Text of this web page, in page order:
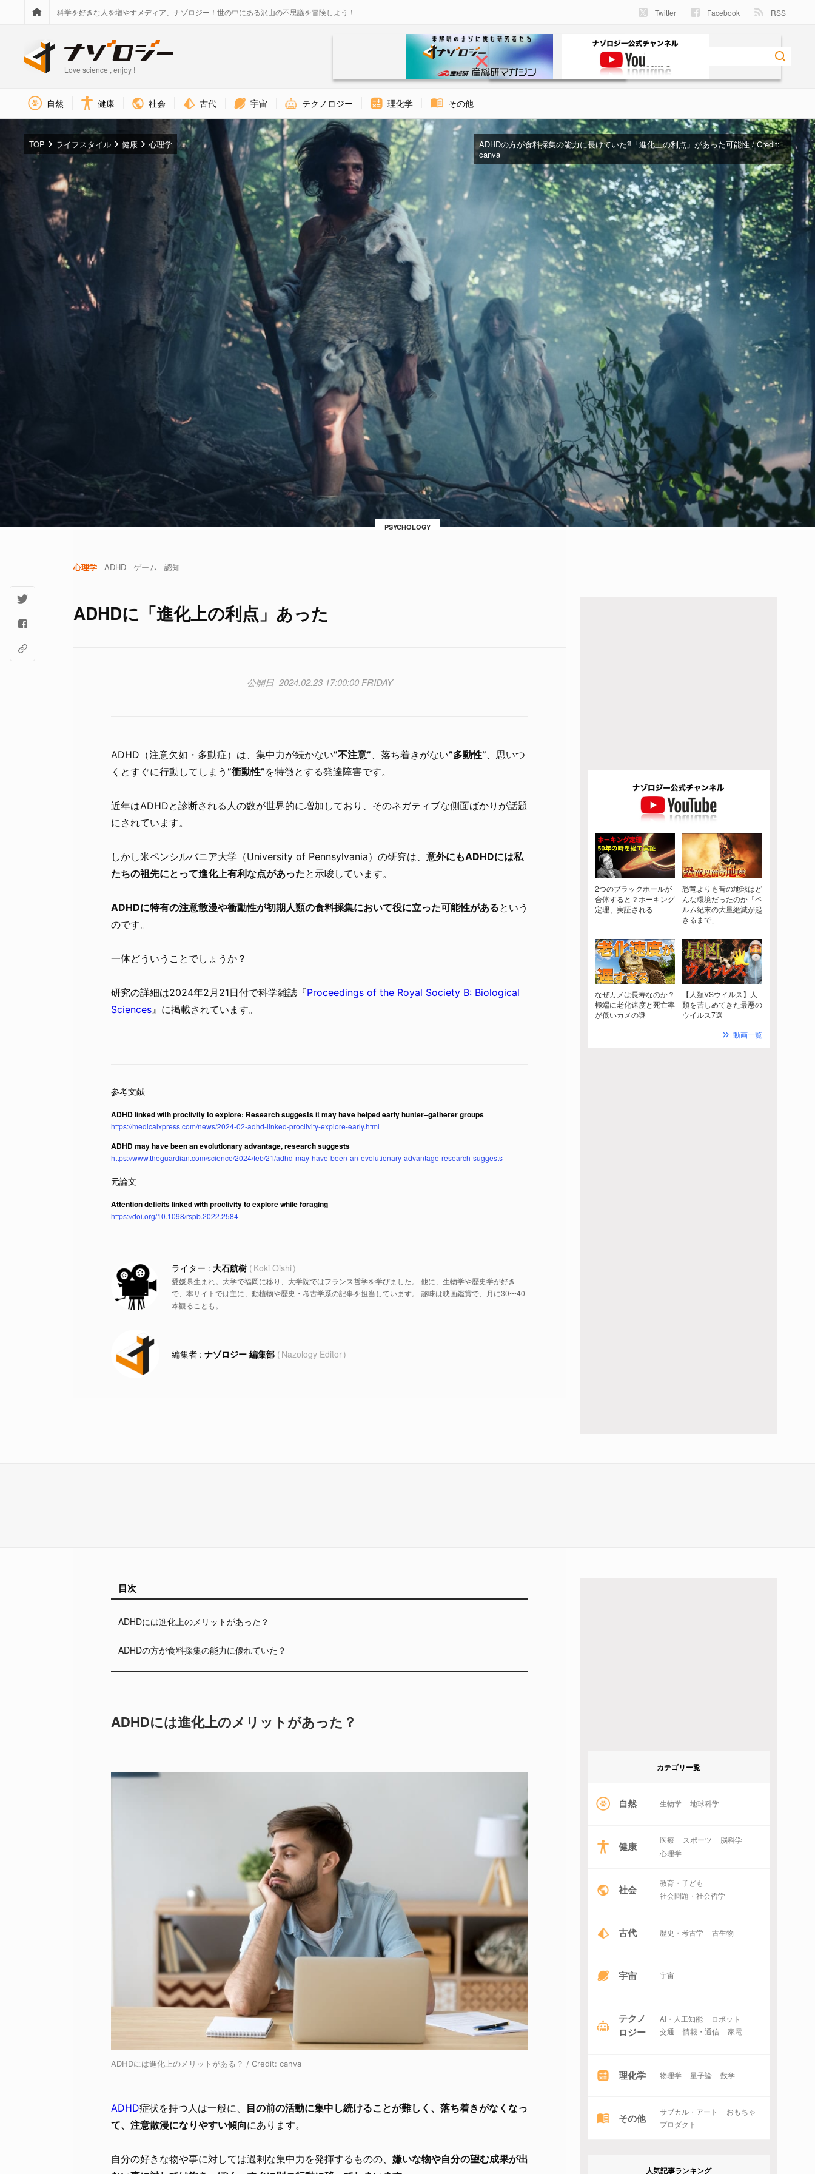
科学を好きな人を増やすメディア、ナゾロジー！世の中にある沢山の不思議を冒険しよう！ Twitter Facebook RSS
Love science , enjoy !
自然 健康 社会 古代 宇宙 テクノロジー 理化学 その他
ADHDの方が食料採集の能力に長けていた⁈「進化上の利点」があった可能性 / Credit:
canva
PSYCHOLOGY
TOP ライフスタイル 健康 心理学
心理学 ADHD ゲーム 認知
ADHDに「進化上の利点」あった
2024.02.23 17:00:00 FRIDAY
ADHD（注意欠如・多動症）は、集中力が続かない”不注意”、落ち着きがない”多動性”、思いつ
くとすぐに行動してしまう ”衝動性”を特徴とする発達障害です。
近年はADHDと診断される人の数が世界的に増加しており、そのネガティブな側面ばかりが話題
にされています。
しかし米ペンシルバニア大学（University of Pennsylvania）の研究は、 意外にもADHDには私
たちの祖先にとって進化上有利な点があったと示唆しています。
ADHDに特有の注意散漫や衝動性が初期人類の食料採集において役に立った可能性があるという
のです。
一体どういうことでしょうか？
研究の詳細は2024年2月21日付で科学雑誌『Proceedings of the Royal Society B: Biological
Sciences』に掲載されています。
ADHD linked with proclivity to explore: Research suggests it may have helped early hunter–gatherer groups
https://medicalxpress.com/news/2024-02-adhd-linked-proclivity-explore-early.html
ADHD may have been an evolutionary advantage, research suggests
https://www.theguardian.com/science/2024/feb/21/adhd-may-have-been-an-evolutionary-advantage-research-suggests
Attention deficits linked with proclivity to explore while foraging
https://doi.org/10.1098/rspb.2022.2584
大石航樹 Koki Oishi
愛媛県生まれ。大学で福岡に移り、大学院ではフランス哲学を学びました。 他に、生物学や歴史学が好き
で、本サイトでは主に、動植物や歴史・考古学系の記事を担当しています。 趣味は映画鑑賞で、月に30〜40
本観ることも。
ナゾロジー 編集部 Nazology Editor
2つのブラックホールが
合体すると？ホーキング
定理、実証される
恐竜よりも昔の地球はど
んな環境だったのか「ペ
ルム紀末の大量絶滅が起
きるまで」
なぜカメは長寿なのか？
極端に老化速度と死亡率
が低いカメの謎
【人類VSウイルス】人
類を苦しめてきた最悪の
ウイルス7選
動画一覧
目次
ADHDには進化上のメリットがあった？
ADHDの方が食料採集の能力に優れていた？
ADHDには進化上のメリットがあった？
ADHDには進化上のメリットがある？ / Credit: canva
ADHD症状を持つ人は一般に、 目の前の活動に集中し続けることが難しく、落ち着きがなくなっ
て、注意散漫になりやすい傾向にあります。
自分の好きな物や事に対しては過剰な集中力を発揮するものの、 嫌いな物や自分の望む成果が出
カテゴリー覧
自然 生物学 地球科学
健康 医療 スポーツ
脳科学
心理学
社会
教育・子ども
社会問題・社会哲学
古代 歴史・考古学 古生物
宇宙 宇宙
テクノ
ロジー
AI・人工知能
ロボット
交通
情報・通信 家電
理化学 物理学 量子論 数学
その他 サブカル・アート
おもちゃ
プロダクト
人気記事ランキング